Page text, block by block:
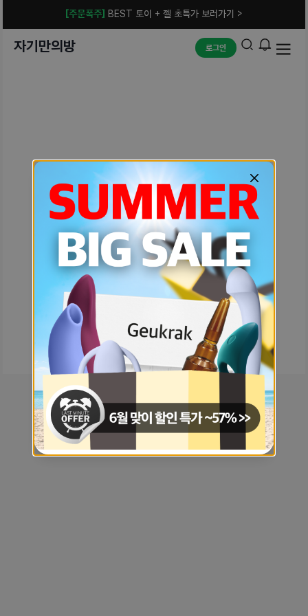
[주문폭주] BEST 토이 + 젤 초특가 보러가기 >
자기만의방 로그인
예상치 못한 에러입니다.